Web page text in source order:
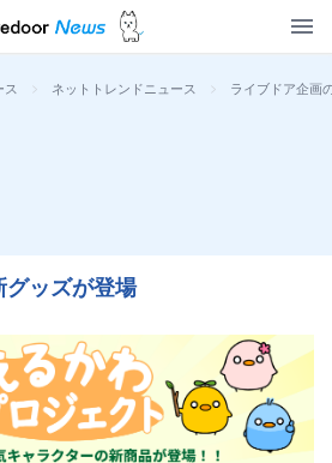
ス > ネットトレンドニュース > ライブドア企画
ッズが登場